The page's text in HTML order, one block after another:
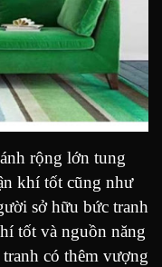
rộng lớn tung
khí tốt cũng như
sở hữu bức tranh
tốt và nguồn năng
có thêm vượng